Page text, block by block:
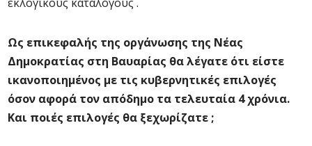
Ως επικεφαλής της οργάνωσης της Νέας
Δημοκρατίας στη Βαυαρίας θα λέγατε ότι είστε
ικανοποιημένος με τις κυβερνητικές επιλογές
όσον αφορά τον απόδημο τα τελευταία 4 χρόνια.
Και ποιές επιλογές θα ξεχωρίζατε ;